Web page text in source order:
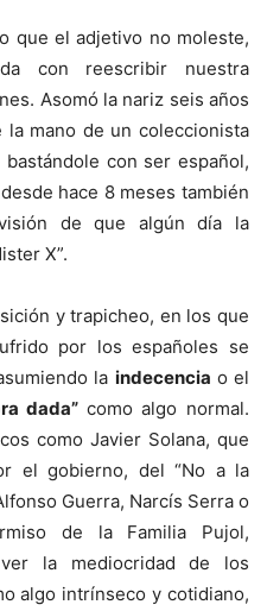
que el adjetivo no moleste,
con reescribir nuestra
Asomó la nariz seis años
mano de un coleccionista
con ser español,
hace 8 meses también
de que algún día la
X”.
y trapicheo, en los que
por los españoles se
la indecencia o el
dada” como algo normal.
como Javier Solana, que
el gobierno, del “No a la
Guerra, Narcís Serra o
de la Familia Pujol,
la mediocridad de los
algo intrínseco y cotidiano,